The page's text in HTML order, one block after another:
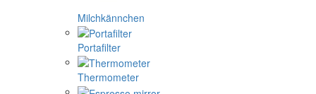
Milchkännchen
Portafilter
Thermometer